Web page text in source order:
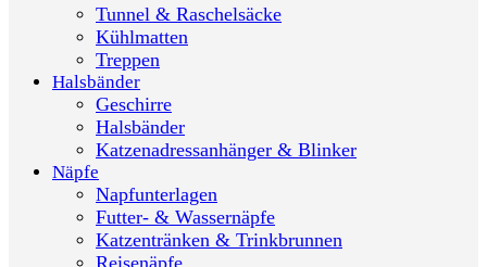
Tunnel & Raschelsäcke
Kühlmatten
Treppen
Halsbänder
Geschirre
Halsbänder
Katzenadressanhänger & Blinker
Näpfe
Napfunterlagen
Futter- & Wassernäpfe
Katzentränken & Trinkbrunnen